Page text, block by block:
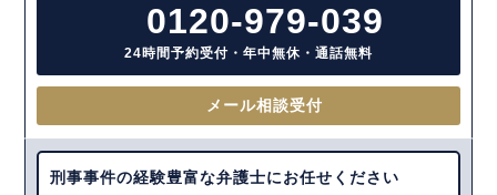
0120-979-039
メール相談受付
24時間予約受付・年中無休・通話無料
刑事事件の経験豊富な弁護士にお任せください